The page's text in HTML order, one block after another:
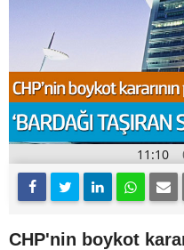
11:10
CHP'nin boykot